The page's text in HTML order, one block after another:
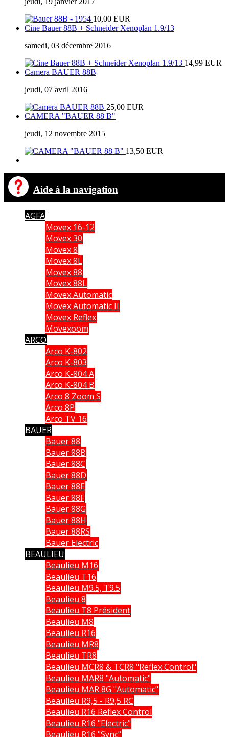
10,00 EUR
Cine Bauer 88B + Schneider Xenoplan 1.9/13
samedi, 03 décembre 2016
14,99 EUR
Camera BAUER 88B
jeudi, 07 avril 2016
25,00 EUR
CAMERA "BAUER 88 B"
jeudi, 12 novembre 2015
13,50 EUR
Aide à la navigation
AGFA
Movex 16-12
Movex 30
Movex 8
Movex 8L
Movex 88
Movex 88L
Movex Automatic
Movex Automatic II
Movex Reflex
Movexoom
ARCO
Arco K-802
Arco K-803
Arco K-804 A
Arco K-804 B
Arco 8 Zoom S
Arco 8P
Arco TV 16
BAUER
Bauer 88
Bauer 88B
Bauer 88C
Bauer 88D
Bauer 88E
Bauer 88F
Bauer 88G
Bauer 88H
Bauer 88RS
Bauer Electric
BEAULIEU
Beaulieu M16
Beaulieu T16
Beaulieu M9.5, T9.5
Beaulieu 8
Beaulieu T8 Président
Beaulieu M8
Beaulieu R16
Beaulieu MR8
Beaulieu TR8
Beaulieu MCR8 & TCR8 "Reflex Control"
Beaulieu MAR8 "Automatic"
Beaulieu MAR 8G "Automatic"
Beaulieu R9,5 - R9,5 RC
Beaulieu R16 Reflex Control
Beaulieu R16 "Electric"
Beaulieu R16 "Sync"